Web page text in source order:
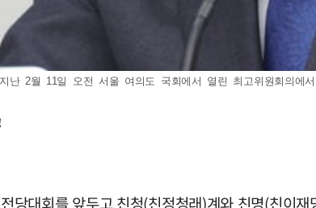
난 2월 11일 오전 서울 여의도 국회에서 열린 최고위원회의에
당대회를 앞두고 친청(친정청래)계와 친명(친이